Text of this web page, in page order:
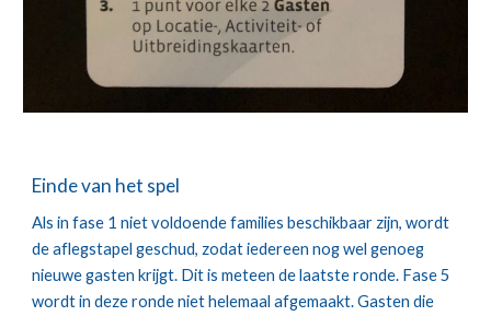
Einde van het spel
Als in fase 1 niet voldoende families beschikbaar zijn, wordt
de aflegstapel geschud, zodat iedereen nog wel genoeg
nieuwe gasten krijgt. Dit is meteen de laatste ronde. Fase 5
wordt in deze ronde niet helemaal afgemaakt. Gasten die